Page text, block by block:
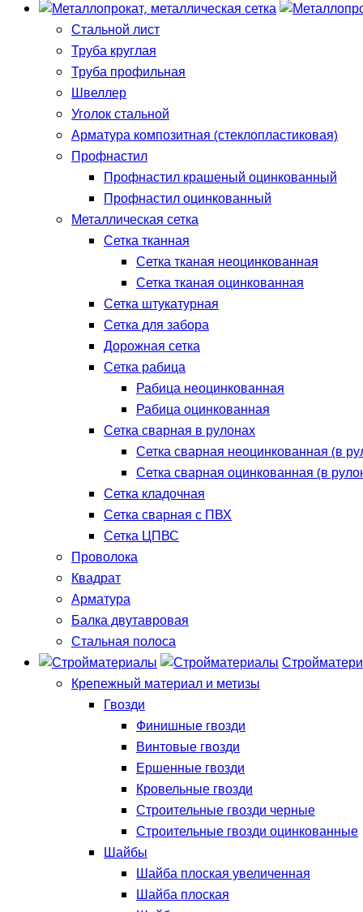
Стальной лист
Труба круглая
Труба профильная
Швеллер
Уголок стальной
Арматура композитная (стеклопластиковая)
Профнастил
Профнастил крашеный оцинкованный
Профнастил оцинкованный
Металлическая сетка
Сетка тканная
Сетка тканая неоцинкованная
Сетка тканая оцинкованная
Сетка штукатурная
Сетка для забора
Дорожная сетка
Сетка рабица
Рабица неоцинкованная
Рабица оцинкованная
Сетка сварная в рулонах
Сетка сварная неоцинкованная (в
Сетка сварная оцинкованная (в
Сетка кладочная
Сетка сварная с ПВХ
Сетка ЦПВС
Проволока
Квадрат
Арматура
Балка двутавровая
Стальная полоса
Крепежный материал и метизы
Гвозди
Финишные гвозди
Винтовые гвозди
Ершенные гвозди
Кровельные гвозди
Строительные гвозди черные
Строительные гвозди оцинкованные
Шайбы
Шайба плоская увеличенная
Шайба плоская